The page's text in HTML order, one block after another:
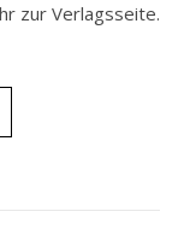
zur Verlagsseite.